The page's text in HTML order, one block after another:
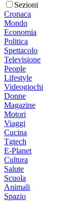
Sezioni
Cronaca
Mondo
Economia
Politica
Spettacolo
Televisione
People
Lifestyle
Videogiochi
Donne
Magazine
Motori
Viaggi
Cucina
Tgtech
E-Planet
Cultura
Salute
Scuola
Animali
Spazio